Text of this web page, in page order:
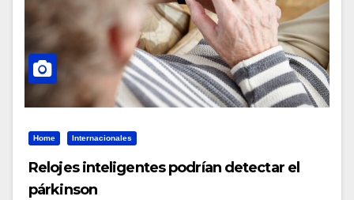
Home Internacionales
Relojes inteligentes podrían detectar el
párkinson